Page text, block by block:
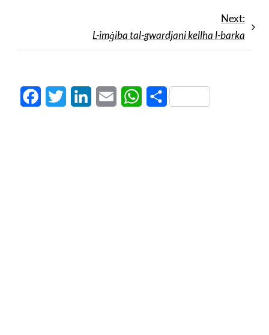
Next:
L-imġiba tal-gwardjani kellha l-barka
FacebookTwitter LinkedInEmail WhatsApp
Share